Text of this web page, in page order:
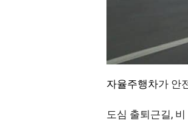
자율주행차가 안
도심 출퇴근길,